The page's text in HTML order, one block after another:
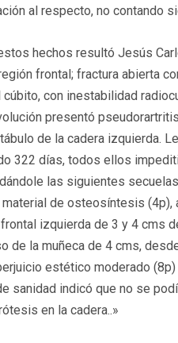
al respecto, no contando
hechos resultó Jesús
frontal; fractura abierta
con inestabilidad
presentó
de la cadera izquierda.
322 días, todos ellos
las siguientes
material de osteosíntesis
izquierda de 3 y 4 cms
de la muñeca de 4 cms,
estético moderado
sanidad indicó que no se
en la cadera..»